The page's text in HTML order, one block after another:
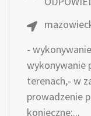
-
wykonywanie
terenach,- w
prowadzenie
konieczne:...